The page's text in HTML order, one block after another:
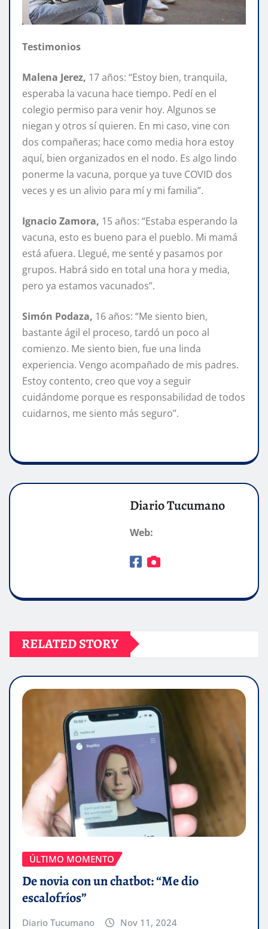
Testimonios
Malena Jerez, 17 años: “Estoy bien, tranquila,
esperaba la vacuna hace tiempo. Pedí en el
colegio permiso para venir hoy. Algunos se
niegan y otros sí quieren. En mi caso, vine con
dos compañeras; hace como media hora estoy
aquí, bien organizados en el nodo. Es algo lindo
ponerme la vacuna, porque ya tuve COVID dos
veces y es un alivio para mí y mi familia”.
Ignacio Zamora, 15 años: “Estaba esperando la
vacuna, esto es bueno para el pueblo. Mi mamá
está afuera. Llegué, me senté y pasamos por
grupos. Habrá sido en total una hora y media,
pero ya estamos vacunados”.
Simón Podaza, 16 años: “Me siento bien,
bastante ágil el proceso, tardó un poco al
comienzo. Me siento bien, fue una linda
experiencia. Vengo acompañado de mis padres.
Estoy contento, creo que voy a seguir
cuidándome porque es responsabilidad de todos
cuidarnos, me siento más seguro”.
Diario Tucumano
Web:
RELATED STORY
ÚLTIMO MOMENTO
De novia con un chatbot: “Me dio
escalofríos”
Diario Tucumano Nov 11, 2024